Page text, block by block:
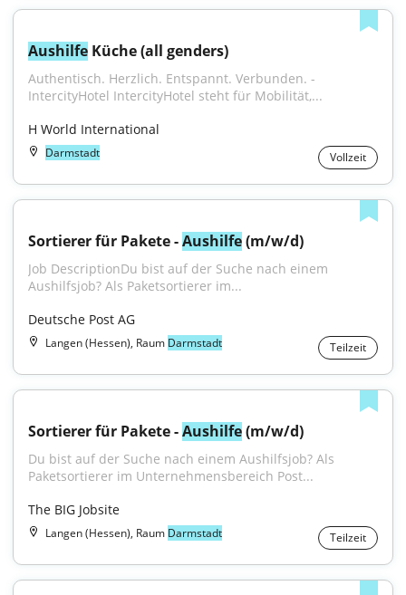
Aushilfe Küche (all genders)
Authentisch. Herzlich. Entspannt. Verbunden. -
IntercityHotel IntercityHotel steht für Mobilität,...
H World International
Darmstadt Vollzeit
Sortierer für Pakete - Aushilfe (m/w/d)
Job DescriptionDu bist auf der Suche nach einem
Aushilfsjob? Als Paketsortierer im...
Deutsche Post AG
Langen (Hessen), Raum Darmstadt Teilzeit
Sortierer für Pakete - Aushilfe (m/w/d)
Du bist auf der Suche nach einem Aushilfsjob? Als
Paketsortierer im Unternehmensbereich Post...
The BIG Jobsite
Langen (Hessen), Raum Darmstadt Teilzeit